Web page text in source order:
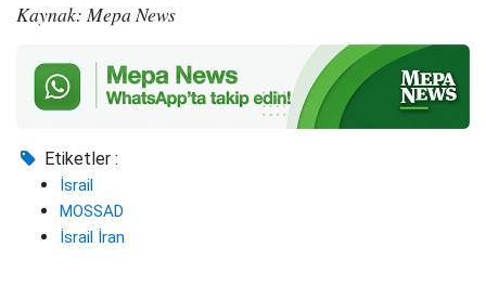
Kaynak: Mepa News
Etiketler :
İsrail
MOSSAD
İsrail İran